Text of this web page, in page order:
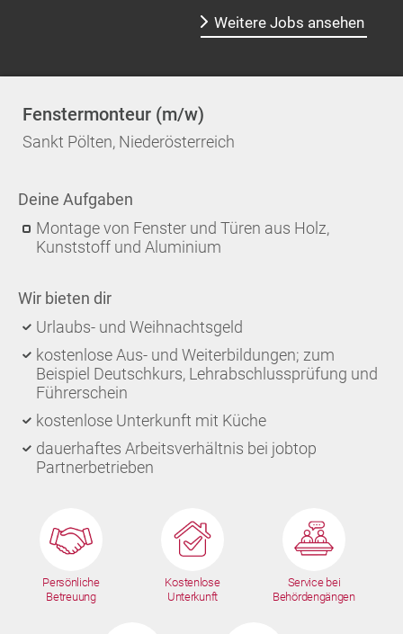
Weitere Jobs ansehen
Fenstermonteur (m/w)
Sankt Pölten, Niederösterreich
Deine Aufgaben
Montage von Fenster und Türen aus Holz,
Kunststoff und Aluminium
Wir bieten dir
Urlaubs- und Weihnachtsgeld
kostenlose Aus- und Weiterbildungen; zum
Beispiel Deutschkurs, Lehrabschlussprüfung und
Führerschein
kostenlose Unterkunft mit Küche
dauerhaftes Arbeitsverhältnis bei jobtop
Partnerbetrieben
Persönliche
Betreuung
Kostenlose
Unterkunft
Service bei
Behördengängen